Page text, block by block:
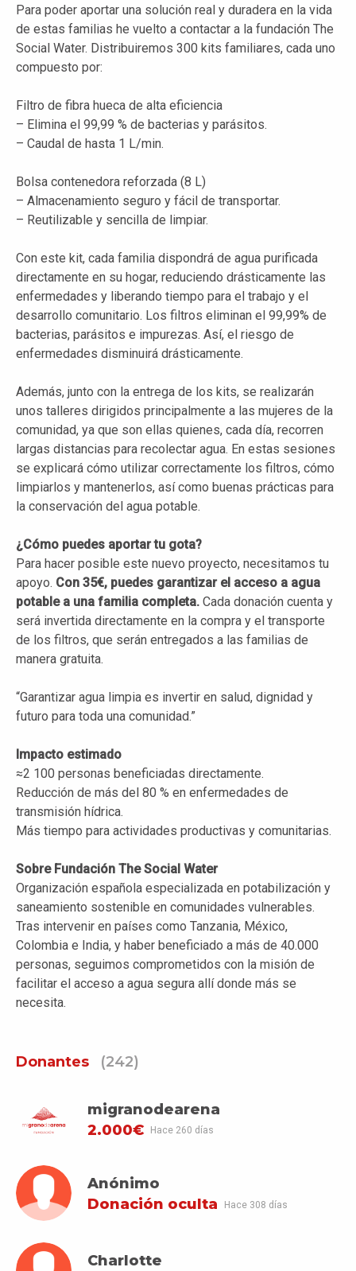
Para poder aportar una solución real y duradera en la vida
de estas familias he vuelto a contactar a la fundación The
Social Water. Distribuiremos 300 kits familiares, cada uno
compuesto por:
Filtro de fibra hueca de alta eficiencia
– Elimina el 99,99 % de bacterias y parásitos.
– Caudal de hasta 1 L/min.
Bolsa contenedora reforzada (8 L)
– Almacenamiento seguro y fácil de transportar.
– Reutilizable y sencilla de limpiar.
Con este kit, cada familia dispondrá de agua purificada
directamente en su hogar, reduciendo drásticamente las
enfermedades y liberando tiempo para el trabajo y el
desarrollo comunitario. Los filtros eliminan el 99,99% de
bacterias, parásitos e impurezas. Así, el riesgo de
enfermedades disminuirá drásticamente.
Además, junto con la entrega de los kits, se realizarán
unos talleres dirigidos principalmente a las mujeres de la
comunidad, ya que son ellas quienes, cada día, recorren
largas distancias para recolectar agua. En estas sesiones
se explicará cómo utilizar correctamente los filtros, cómo
limpiarlos y mantenerlos, así como buenas prácticas para
la conservación del agua potable.
¿Cómo puedes aportar tu gota?
Para hacer posible este nuevo proyecto, necesitamos tu
apoyo. Con 35€, puedes garantizar el acceso a agua
potable a una familia completa. Cada donación cuenta y
será invertida directamente en la compra y el transporte
de los filtros, que serán entregados a las familias de
manera gratuita.
“Garantizar agua limpia es invertir en salud, dignidad y
futuro para toda una comunidad.”
Impacto estimado
≈2 100 personas beneficiadas directamente.
Reducción de más del 80 % en enfermedades de
transmisión hídrica.
Más tiempo para actividades productivas y comunitarias.
Sobre Fundación The Social Water
Organización española especializada en potabilización y
saneamiento sostenible en comunidades vulnerables.
Tras intervenir en países como Tanzania, México,
Colombia e India, y haber beneficiado a más de 40.000
personas, seguimos comprometidos con la misión de
facilitar el acceso a agua segura allí donde más se
necesita.
Donantes (242)
migranodearena
2.000€
Hace 260 días
Anónimo
Donación oculta
Hace 308 días
Charlotte